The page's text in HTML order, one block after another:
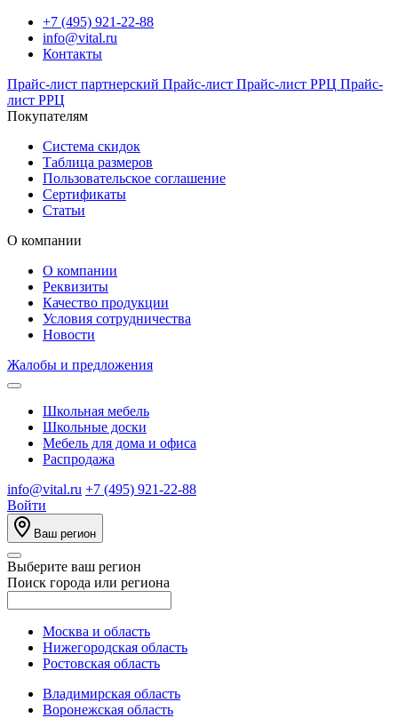
+7 (495) 921-22-88
info@vital.ru
Контакты
Прайс-лист партнерский Прайс-лист Прайс-лист РРЦ Прайс-
лист РРЦ
Покупателям
Система скидок
Таблица размеров
Пользовательское соглашение
Сертификаты
Статьи
О компании
О компании
Реквизиты
Качество продукции
Условия сотрудничества
Новости
Жалобы и предложения
Школьная мебель
Школьные доски
Мебель для дома и офиса
Распродажа
info@vital.ru +7 (495) 921-22-88
Войти
Ваш регион
Выберите ваш регион
Поиск города или региона
Москва и область
Нижегородская область
Ростовская область
Владимирская область
Воронежская область